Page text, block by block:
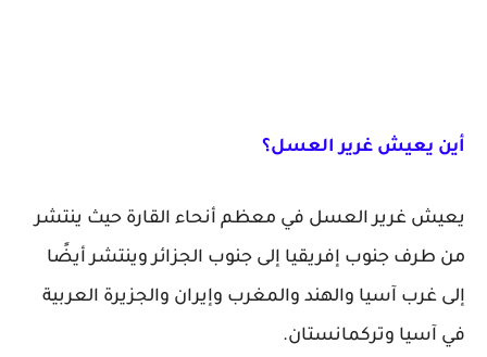
أين يعيش غرير العسل؟
يعيش غرير العسل في معظم أنحاء القارة حيث ينتشر
من طرف جنوب إفريقيا إلى جنوب الجزائر وينتشر أيضًا
إلى غرب آسيا والهند والمغرب وإيران والجزيرة العربية
في آسيا وتركمانستان.